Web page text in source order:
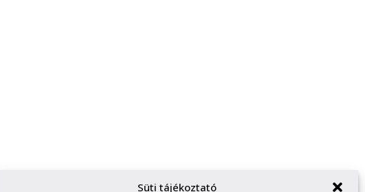
Süti tájékoztató